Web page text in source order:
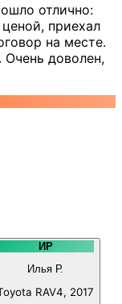
отлично:
приехал
на месте.
Очень доволен,
ИР
Илья Р.
RAV4, 2017